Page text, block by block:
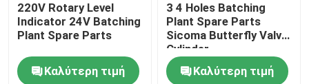
220V Rotary Level
Indicator 24V Batching
Plant Spare Parts
Καλύτερη τιμή
3 4 Holes Batching
Plant Spare Parts
Sicoma Butterfly Valve
Cylinder
Electropneumatic
Actuator Cylinder
Καλύτερη τιμή